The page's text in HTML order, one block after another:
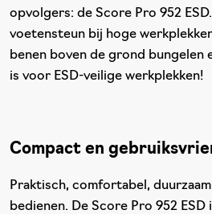
opvolgers: de Score Pro 952
voetensteun bij hoge
benen boven de grond bungelen
is voor ESD-veilige werkplekken!
Compact en
Praktisch, comfortabel,
bedienen. De Score Pro 952 ESD